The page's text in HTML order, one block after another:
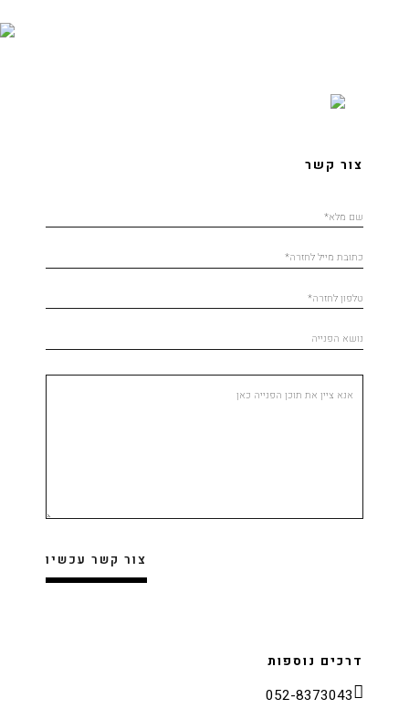
צור קשר
דרכים נוספות
052-8373043